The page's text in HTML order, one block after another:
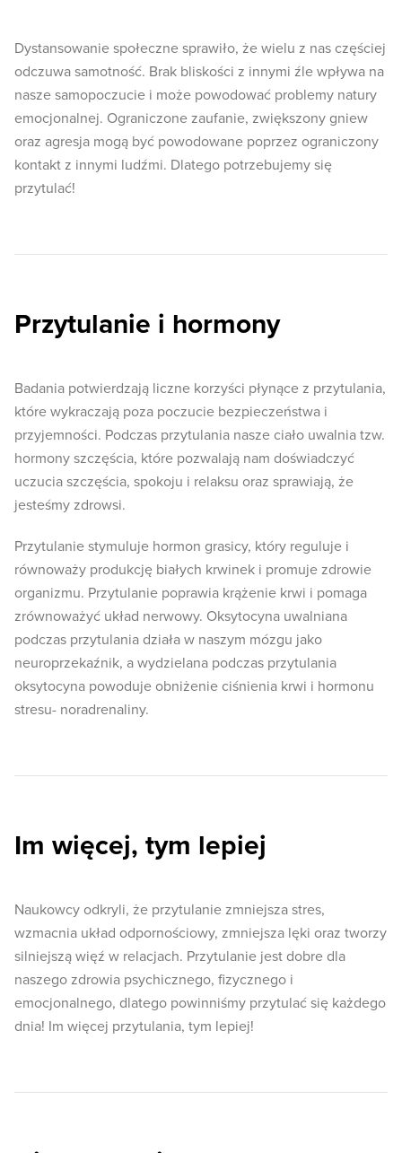
Dystansowanie społeczne sprawiło, że wielu z nas częściej
odczuwa samotność. Brak bliskości z innymi źle wpływa na
nasze samopoczucie i może powodować problemy natury
emocjonalnej. Ograniczone zaufanie, zwiększony gniew
oraz agresja mogą być powodowane poprzez ograniczony
kontakt z innymi ludźmi. Dlatego potrzebujemy się
przytulać!
Przytulanie i hormony
Badania potwierdzają liczne korzyści płynące z przytulania,
które wykraczają poza poczucie bezpieczeństwa i
przyjemności. Podczas przytulania nasze ciało uwalnia tzw.
hormony szczęścia, które pozwalają nam doświadczyć
uczucia szczęścia, spokoju i relaksu oraz sprawiają, że
jesteśmy zdrowsi.
Przytulanie stymuluje hormon grasicy, który reguluje i
równoważy produkcję białych krwinek i promuje zdrowie
organizmu. Przytulanie poprawia krążenie krwi i pomaga
zrównoważyć układ nerwowy. Oksytocyna uwalniana
podczas przytulania działa w naszym mózgu jako
neuroprzekaźnik, a wydzielana podczas przytulania
oksytocyna powoduje obniżenie ciśnienia krwi i hormonu
stresu- noradrenaliny.
Im więcej, tym lepiej
Naukowcy odkryli, że przytulanie zmniejsza stres,
wzmacnia układ odpornościowy, zmniejsza lęki oraz tworzy
silniejszą więź w relacjach. Przytulanie jest dobre dla
naszego zdrowia psychicznego, fizycznego i
emocjonalnego, dlatego powinniśmy przytulać się każdego
dnia! Im więcej przytulania, tym lepiej!